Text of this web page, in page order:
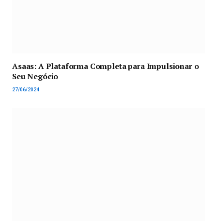
Asaas: A Plataforma Completa para Impulsionar o
Seu Negócio
27/06/2024